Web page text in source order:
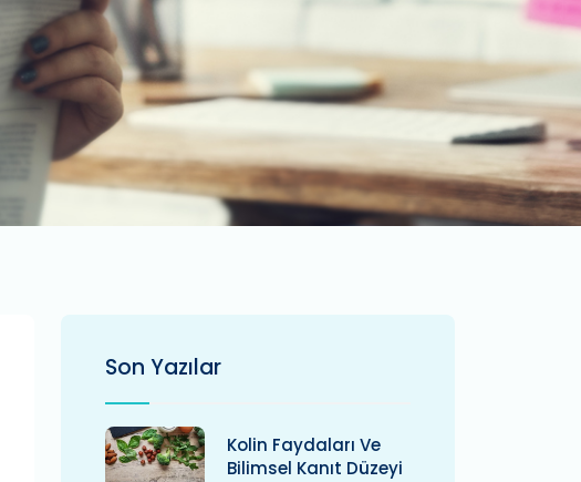
Son Yazılar
Kolin Faydaları Ve
Bilimsel Kanıt Düzeyi